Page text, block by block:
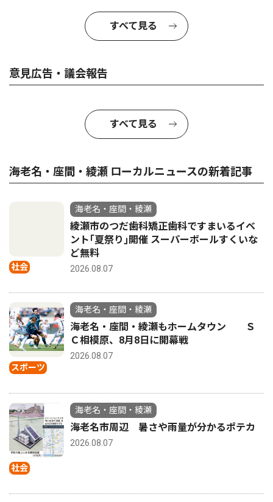
すべて見る
意見広告・議会報告
すべて見る
海老名・座間・綾瀬 ローカルニュースの新着記事
社会
海老名・座間・綾瀬
綾瀬市のつだ歯科矯正歯科ですまいるイベ
ント｢夏祭り｣開催 スーパーボールすくいな
ど無料
2026.08.07
スポーツ
海老名・座間・綾瀬
海老名・座間・綾瀬もホームタウン Ｓ
Ｃ相模原、8月8日に開幕戦
2026.08.07
社会
海老名・座間・綾瀬
海老名市周辺 暑さや雨量が分かるポテカ
2026.08.07